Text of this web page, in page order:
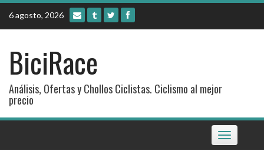
Skip
content
6 agosto, 2026
BiciRace
Análisis, Ofertas y Chollos Ciclistas. Ciclismo al mejor
precio
Toggle
navigation